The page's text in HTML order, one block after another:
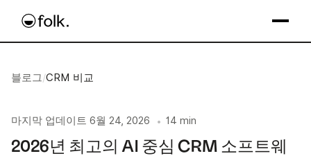
블로그/CRM 비교
마지막 업데이트 6월 24, 2026 • 14 min
2026년 최고의 AI 중심 CRM 소프트웨